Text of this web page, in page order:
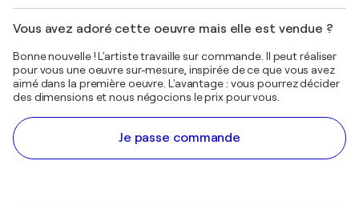
Vous avez adoré cette oeuvre mais elle est vendue ?
Bonne nouvelle ! L'artiste travaille sur commande. Il peut réaliser
pour vous une oeuvre sur-mesure, inspirée de ce que vous avez
aimé dans la première oeuvre. L'avantage : vous pourrez décider
des dimensions et nous négocions le prix pour vous.
Je passe commande